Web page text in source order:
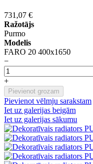
731,07 €
Ražotājs
Purmo
Modelis
FARO 20 400x1650
−
+
Pievienot grozam
Pievienot vēlmju sarakstam
Iet uz galerijas beigām
Iet uz galerijas sākumu